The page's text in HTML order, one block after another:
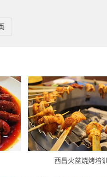
西昌火盆烧烤培训